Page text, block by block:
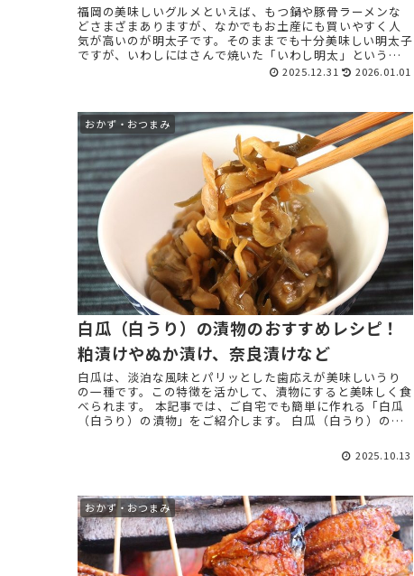
福岡の美味しいグルメといえば、もつ鍋や豚骨ラーメンな
どさまざまありますが、なかでもお土産にも買いやすく人
気が高いのが明太子です。そのままでも十分美味しい明太子
ですが、いわしにはさんで焼いた「いわし明太」という人
2025.12.31 2026.01.01
おかず・おつまみ
白瓜（白うり）の漬物のおすすめレシピ！
粕漬けやぬか漬け、奈良漬けなど
白瓜は、淡泊な風味とパリッとした歯応えが美味しいうり
の一種です。この特徴を活かして、漬物にすると美味しく食
べられます。 本記事では、ご自宅でも簡単に作れる「白瓜
（白うり）の漬物」をご紹介します。 白瓜（白うり）の漬
2025.10.13
おかず・おつまみ